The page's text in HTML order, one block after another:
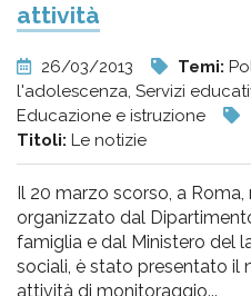
attività
26/03/2013 Temi:
l'adolescenza, Servizi
Educazione e istruzione
Titoli: Le notizie
Il 20 marzo scorso, a
organizzato dal
famiglia e dal Ministero del
sociali, è stato presentato il
attività di monitoraggio...